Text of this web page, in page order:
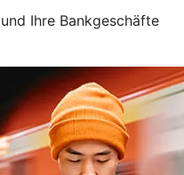
Ihre Bankgeschäfte